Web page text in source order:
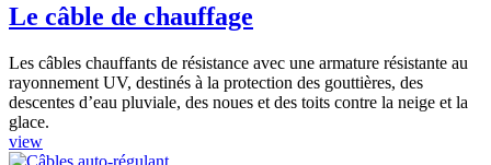
Le câble de chauffage
Les câbles chauffants de résistance avec une armature résistante au
rayonnement UV, destinés à la protection des gouttières, des
descentes d’eau pluviale, des noues et des toits contre la neige et la
glace.
view